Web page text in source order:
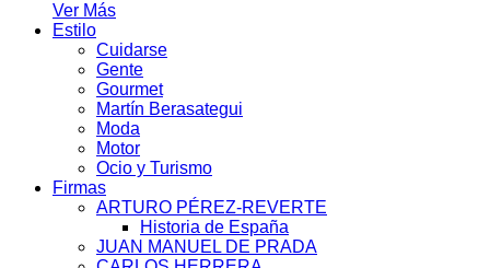
Ver Más
Estilo
Cuidarse
Gente
Gourmet
Martín Berasategui
Moda
Motor
Ocio y Turismo
Firmas
ARTURO PÉREZ-REVERTE
Historia de España
JUAN MANUEL DE PRADA